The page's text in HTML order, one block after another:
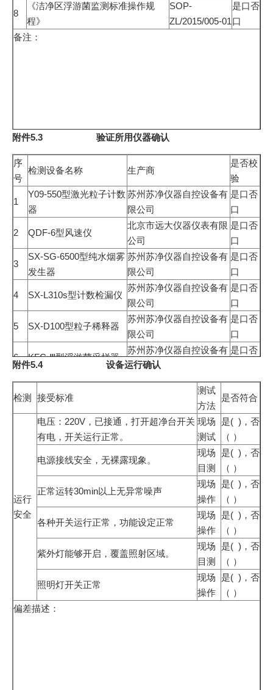
8
《洁净区浮游菌监测标准操作规
程》
SOP-
ZL/2015/005-01
是口否
口
备注：
确认人/日期
附件5.3 验证所用仪器确认
序
号
检测设备名称 生产商
是否校
验
1
Y09-550型激光粒子计数
器
苏州苏净仪器自控设备有
限公司
是口否
口
2 QDF-6型风速仪
北京市远大仪器仪表有限
公司
是口否
口
3
SX-SG-6500型纯水烟雾
发生器
苏州苏净仪器自控设备有
限公司
是口否
口
4 SX-L310s型计数检漏仪
苏州苏净仪器自控设备有
限公司
是口否
口
5 SX-D100型粒子稀释器
苏州苏净仪器自控设备有
限公司
是口否
口
6 KFC-Ⅲ型浮游菌采样器
苏州苏净仪器自控设备有
限公司
是口否
备注：
确认人/日期：
复核人/日期：
附件5.4 设备运行确认
检测 接受标准
测试
方法
是否符合
运行
安全
电压：220V，已接通，打开超净台开关
有电，开关运行正常。
现场
测试
是( )，否
（ ）
电源接线安全，无裸露现象。
现场
目测
是( )，否
（ ）
正常运转30min以上无异常噪声
现场
操作
是( )，否
（ ）
各种开关运行正常，功能设定正常
现场
操作
是( )，否
（ ）
紫外灯能够开启，覆盖照射区域。
现场
目测
是( )，否
（ ）
照明灯开关正常
现场
操作
是( )，否
（ ）
偏差描述：